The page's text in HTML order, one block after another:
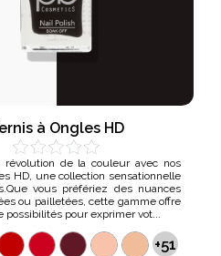
à Ongles HD
révolution de la couleur avec nos
HD, une collection sensationnelle
vous préfériez des nuances
ou pailletées, cette gamme offre
possibilités pour exprimer vot...
+51